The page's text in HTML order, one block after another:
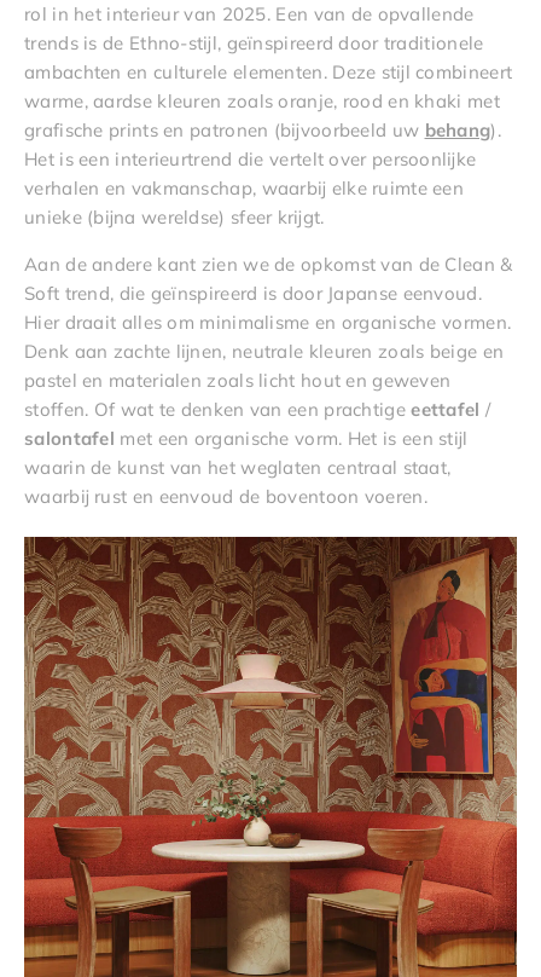
rol in het interieur van 2025. Een van de opvallende
trends is de Ethno-stijl, geïnspireerd door traditionele
ambachten en culturele elementen. Deze stijl combineert
warme, aardse kleuren zoals oranje, rood en khaki met
grafische prints en patronen (bijvoorbeeld uw behang).
Het is een interieurtrend die vertelt over persoonlijke
verhalen en vakmanschap, waarbij elke ruimte een
unieke (bijna wereldse) sfeer krijgt.
Aan de andere kant zien we de opkomst van de Clean &
Soft trend, die geïnspireerd is door Japanse eenvoud.
Hier draait alles om minimalisme en organische vormen.
Denk aan zachte lijnen, neutrale kleuren zoals beige en
pastel en materialen zoals licht hout en geweven
stoffen. Of wat te denken van een prachtigeeettafel /
salontafel met een organische vorm. Het is een stijl
waarin de kunst van het weglaten centraal staat,
waarbij rust en eenvoud de boventoon voeren.